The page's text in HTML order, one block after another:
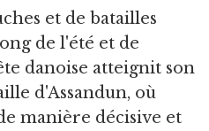
et de batailles
de l'été et de
danoise atteignit son
d'Assandun, où
manière décisive et